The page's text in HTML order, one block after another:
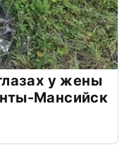
у жены
Мансийск